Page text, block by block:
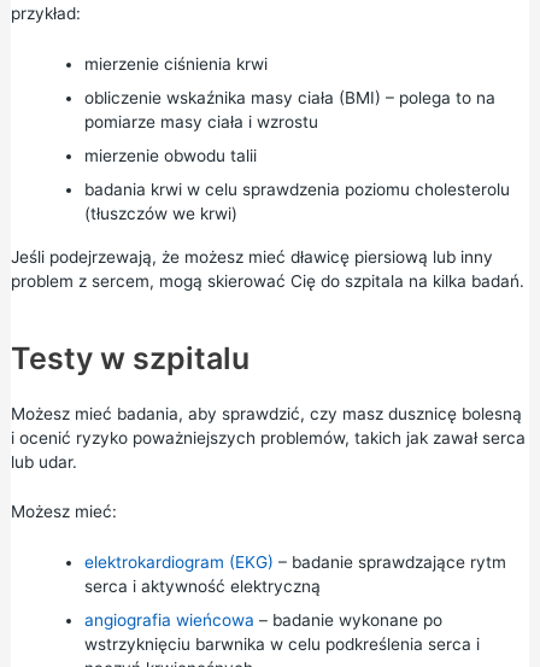
przykład:
mierzenie ciśnienia krwi
obliczenie wskaźnika masy ciała (BMI) – polega to na
pomiarze masy ciała i wzrostu
mierzenie obwodu talii
badania krwi w celu sprawdzenia poziomu cholesterolu
(tłuszczów we krwi)
Jeśli podejrzewają, że możesz mieć dławicę piersiową lub inny
problem z sercem, mogą skierować Cię do szpitala na kilka badań.
Testy w szpitalu
Możesz mieć badania, aby sprawdzić, czy masz dusznicę bolesną
i ocenić ryzyko poważniejszych problemów, takich jak zawał serca
lub udar.
Możesz mieć:
elektrokardiogram (EKG) – badanie sprawdzające rytm
serca i aktywność elektryczną
angiografia wieńcowa – badanie wykonane po
wstrzyknięciu barwnika w celu podkreślenia serca i